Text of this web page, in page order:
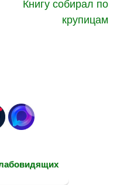
Книгу собирал по
крупицам